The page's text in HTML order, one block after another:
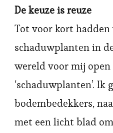
De keuze is reuze
Tot voor kort
schaduwplanten in
wereld voor mij
‘schaduwplanten’. Ik
bodembedekkers,
met een licht blad